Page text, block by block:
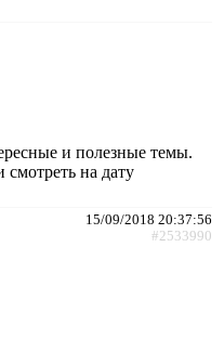
и полезные темы.
на дату
15/09/2018 20:37:56
#2533990